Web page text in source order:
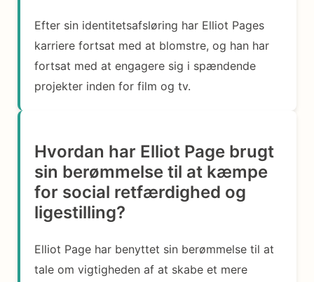
Efter sin identitetsafsløring har Elliot Pages
karriere fortsat med at blomstre, og han har
fortsat med at engagere sig i spændende
projekter inden for film og tv.
Hvordan har Elliot Page brugt
sin berømmelse til at kæmpe
for social retfærdighed og
ligestilling?
Elliot Page har benyttet sin berømmelse til at
tale om vigtigheden af at skabe et mere